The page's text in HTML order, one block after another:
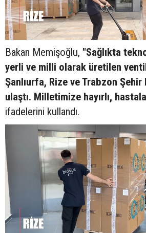
Bakan Memişoğlu, "Sağlıkta
yerli ve milli olarak üretilen
Şanlıurfa, Rize ve Trabzon
ulaştı. Milletimize hayırlı,
ifadelerini kullandı.